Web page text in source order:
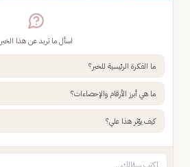
اسأل ما تريد عن هذا الخبر
ما الفكرة الرئيسية للخبر؟
ما هي أبرز الأرقام والإحصاءات؟
كيف يؤثر هذا علي؟